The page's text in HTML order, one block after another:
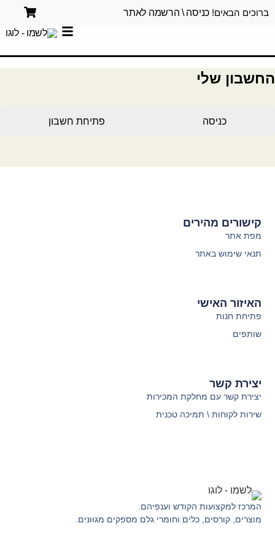
ברוכים הבאים! כניסה \ הרשמה לאתר
החשבון שלי
כניסה פתיחת חשבון
המרכז למקצועות הקודש וענפיהם.
מוצרים, קורסים, כלים וחומרי גלם מספקים מגוונים.
האיזור האישי
פתיחת חנות
שותפים
קישורים מהירים
מפת אתר
תנאי שימוש באתר
יצירת קשר
יצירת קשר עם מחלקת המכירות
שירות לקוחות \ תמיכה טכנית